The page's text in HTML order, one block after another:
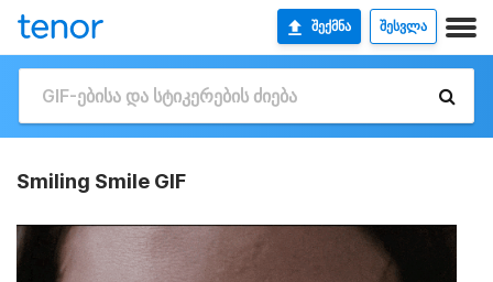
ᲨᲔᲥᲛᲜᲐ ᲨᲔᲡᲕᲚᲐ
Smiling Smile GIF